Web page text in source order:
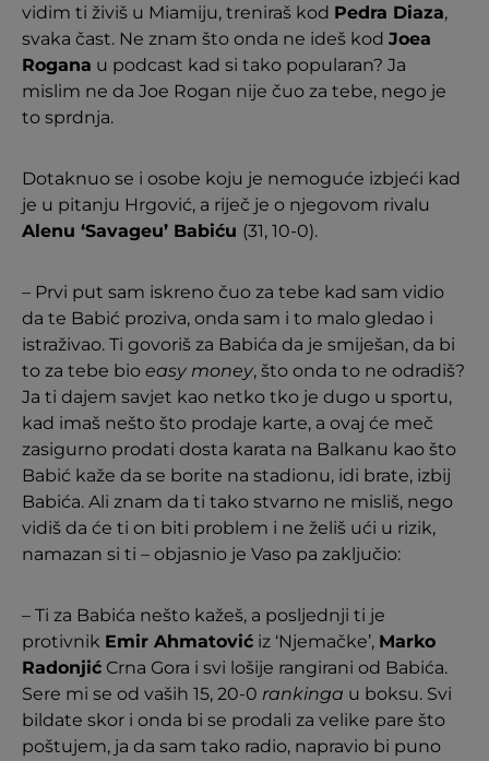
vidim ti živiš u Miamiju, treniraš kod Pedra Diaza,
svaka čast. Ne znam što onda ne ideš kod Joea
Rogana u podcast kad si tako popularan? Ja
mislim ne da Joe Rogan nije čuo za tebe, nego je
to sprdnja.
Dotaknuo se i osobe koju je nemoguće izbjeći kad
je u pitanju Hrgović, a riječ je o njegovom rivalu
Alenu ‘Savageu’ Babiću (31, 10-0).
– Prvi put sam iskreno čuo za tebe kad sam vidio
da te Babić proziva, onda sam i to malo gledao i
istraživao. Ti govoriš za Babića da je smiješan, da bi
to za tebe bio easy money, što onda to ne odradiš?
Ja ti dajem savjet kao netko tko je dugo u sportu,
kad imaš nešto što prodaje karte, a ovaj će meč
zasigurno prodati dosta karata na Balkanu kao što
Babić kaže da se borite na stadionu, idi brate, izbij
Babića. Ali znam da ti tako stvarno ne misliš, nego
vidiš da će ti on biti problem i ne želiš ući u rizik,
namazan si ti – objasnio je Vaso pa zaključio:
– Ti za Babića nešto kažeš, a posljednji ti je
protivnik Emir Ahmatović iz ‘Njemačke’, Marko
Radonjić Crna Gora i svi lošije rangirani od Babića.
Sere mi se od vaših 15, 20-0 rankinga u boksu. Svi
bildate skor i onda bi se prodali za velike pare što
poštujem, ja da sam tako radio, napravio bi puno